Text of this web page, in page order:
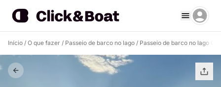
Início / O que fazer / Passeio de barco no lago / Passeio de barco no lago